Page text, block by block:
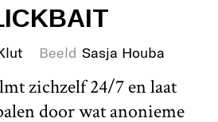
Beeld Sasja Houba
zichzelf 24/7 en laat
door wat anonieme